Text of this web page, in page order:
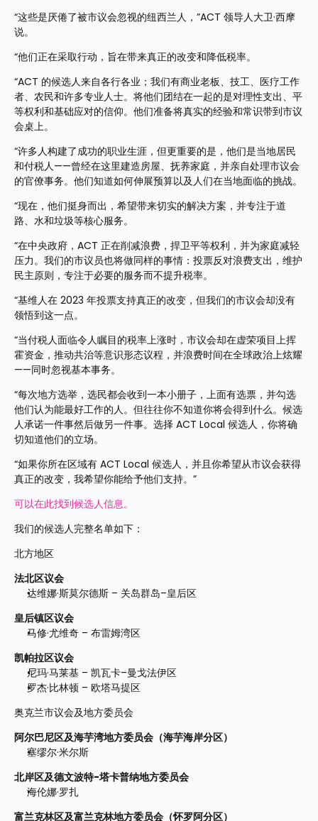
“这些是厌倦了被市议会忽视的纽西兰人，”ACT 领导人大卫·西摩
说。
“他们正在采取行动，旨在带来真正的改变和降低税率。
“ACT 的候选人来自各行各业；我们有商业老板、技工、医疗工作
者、农民和许多专业人士。将他们团结在一起的是对理性支出、平
等权利和基础应对的信仰。他们准备将真实的经验和常识带到市议
会桌上。
“许多人构建了成功的职业生涯，但更重要的是，他们是当地居民
和付税人——曾经在这里建造房屋、抚养家庭，并亲自处理市议会
的官僚事务。他们知道如何伸展预算以及人们在当地面临的挑战。
“现在，他们挺身而出，希望带来切实的解决方案，并专注于道
路、水和垃圾等核心服务。
“在中央政府，ACT 正在削减浪费，捍卫平等权利，并为家庭减轻
压力。我们的市议员也将做同样的事情：投票反对浪费支出，维护
民主原则，专注于必要的服务而不提升税率。
“基维人在 2023 年投票支持真正的改变，但我们的市议会却没有
领悟到这一点。
“当付税人面临令人瞩目的税率上涨时，市议会却在虚荣项目上挥
霍资金，推动共治等意识形态议程，并浪费时间在全球政治上炫耀
——同时忽视基本事务。
“每次地方选举，选民都会收到一本小册子，上面有选票，并勾选
他们认为能最好工作的人。但往往你不知道你将会得到什么。候选
人承诺一件事然后做另一件事。选择 ACT Local 候选人，你将确
切知道他们的立场。
“如果你所在区域有 ACT Local 候选人，并且你希望从市议会获得
真正的改变，我希望你能给予他们支持。”
可以在此找到候选人信息。
我们的候选人完整名单如下：
北方地区
法北区议会
达维娜·斯莫尔德斯 – 关岛群岛–皇后区
皇后镇区议会
马修·尤维奇 – 布雷姆湾区
凯帕拉区议会
尼玛·马莱基 – 凯瓦卡–曼戈法伊区
罗杰·比林顿 – 欧塔马提区
奥克兰市议会及地方委员会
阿尔巴尼区及海芋湾地方委员会（海芋海岸分区）
塞缪尔·米尔斯
北岸区及德文波特-塔卡普纳地方委员会
海伦娜·罗扎
富兰克林区及富兰克林地方委员会（怀罗阿分区）